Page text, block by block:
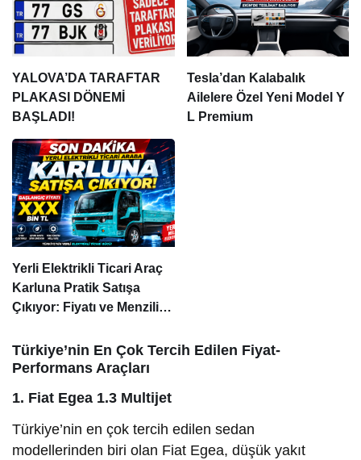
YALOVA’DA TARAFTAR
PLAKASI DÖNEMİ
BAŞLADI!
Tesla’dan Kalabalık
Ailelere Özel Yeni Model Y
L Premium
Yerli Elektrikli Ticari Araç
Karluna Pratik Satışa
Çıkıyor: Fiyatı ve Menzili
Türkiye’nin En Çok Tercih Edilen Fiyat-
Performans Araçları
1. Fiat Egea 1.3 Multijet
Türkiye’nin en çok tercih edilen sedan
modellerinden biri olan Fiat Egea, düşük yakıt